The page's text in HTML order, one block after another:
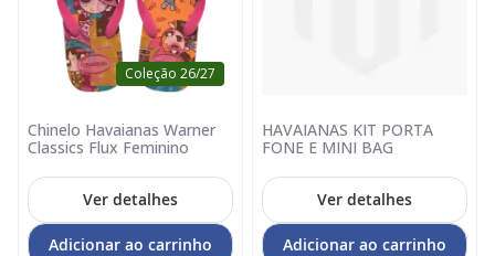
Coleção 26/27
Chinelo Havaianas Warner
Classics Flux Feminino
Ver detalhes
Adicionar ao carrinho
HAVAIANAS KIT PORTA
FONE E MINI BAG
Ver detalhes
Adicionar ao carrinho